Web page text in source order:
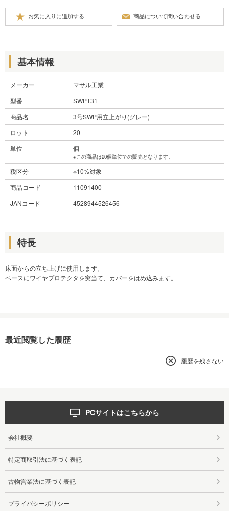
基本情報
メーカー
マサル工業
型番
SWPT31
商品名
3号SWP用立上がり(グレー)
ロット
20
単位
個
※この商品は20個単位での販売となります。
税区分
※10%対象
商品コード
11091400
JANコード
4528944526456
特長
床面からの立ち上げに使用します。
ベースにワイヤプロテクタを突当て、カバーをはめ込みます。
最近閲覧した履歴
履歴を残さない
PCサイトはこちらから
会社概要
特定商取引法に基づく表記
古物営業法に基づく表記
プライバシーポリシー